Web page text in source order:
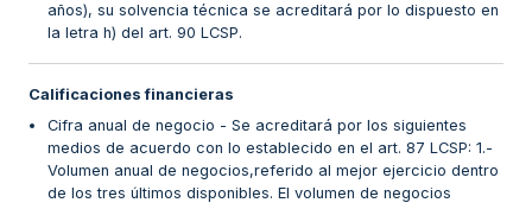
años), su solvencia técnica se acreditará por lo dispuesto en
la letra h) del art. 90 LCSP.
Calificaciones financieras
Cifra anual de negocio - Se acreditará por los siguientes
medios de acuerdo con lo establecido en el art. 87 LCSP: 1.-
Volumen anual de negocios,referido al mejor ejercicio dentro
de los tres últimos disponibles. El volumen de negocios